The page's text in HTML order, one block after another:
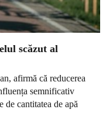
scăzut al
afirmă că reducerea
semnificativ
cantitatea de apă